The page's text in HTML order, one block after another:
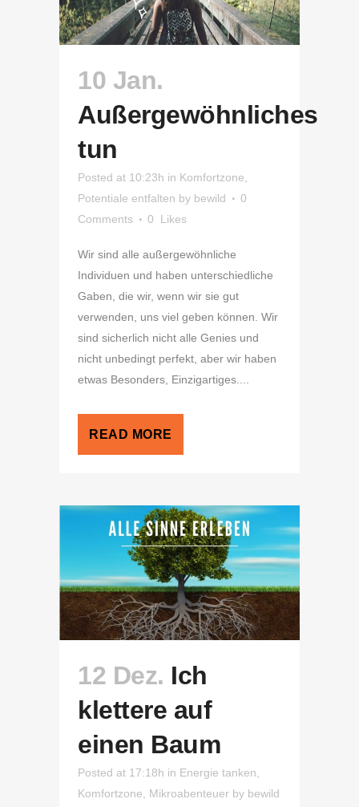
10 Jan.
Außergewöhnliches
tun
Posted at 10:23h in Komfortzone
Potentiale entfalten by bewild
0
Comments
0 Likes
Wir sind alle außergewöhnliche
Individuen und haben unterschiedliche
Gaben, die wir, wenn wir sie gut
verwenden, uns viel geben können. Wir
sind sicherlich nicht alle Genies und
nicht unbedingt perfekt, aber wir haben
etwas Besonders, Einzigartiges....
READ MORE
12 Dez. Ich
klettere auf
einen Baum
Posted at 17:18h in Energie tanken,
Komfortzone, Mikroabenteuer by bewild